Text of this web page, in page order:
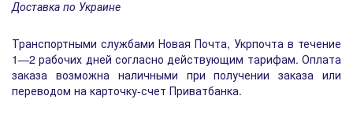
Доставка по Украине
Транспортными службами Новая Почта, Укрпочта в течение
1—2 рабочих дней согласно действующим тарифам. Оплата
заказа возможна наличными при получении заказа или
переводом на карточку-счет Приватбанка.